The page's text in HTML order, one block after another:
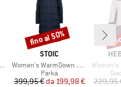
MARCHIO
STOIC
Articolo
Women's WarmDown MMXX. Pitea Long Parka
Gruppo di prodotti
Parka
Prezzo
399,95 € Prezzo ridotto
da 199,98 €
Sconto
fino al 50%
Articolo
Women's
229,95